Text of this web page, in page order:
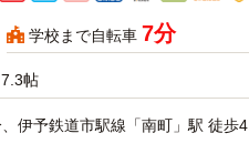
学校まで自転車 7分
帖
伊予鉄道市駅線「南町」駅 徒歩4